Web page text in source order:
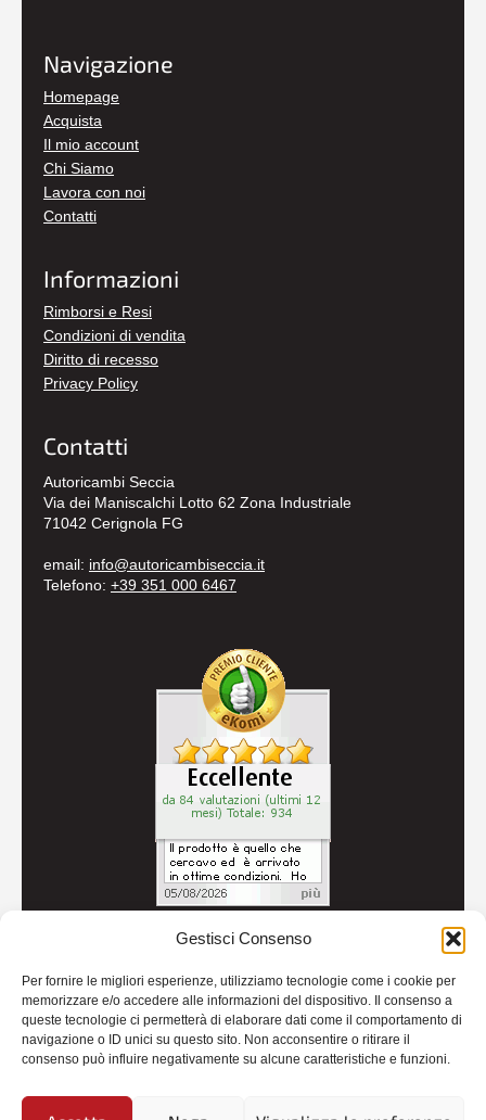
Gestisci Consenso
Per fornire le migliori esperienze, utilizziamo tecnologie come i cookie per
memorizzare e/o accedere alle informazioni del dispositivo. Il consenso a
queste tecnologie ci permetterà di elaborare dati come il comportamento di
navigazione o ID unici su questo sito. Non acconsentire o ritirare il
consenso può influire negativamente su alcune caratteristiche e funzioni.
Navigazione
Homepage
Acquista
Il mio account
Chi Siamo
Lavora con noi
Contatti
Informazioni
Rimborsi e Resi
Condizioni di vendita
Diritto di recesso
Privacy Policy
Contatti
Autoricambi Seccia
Via dei Maniscalchi Lotto 62 Zona Industriale
71042 Cerignola FG
email: info@autoricambiseccia.it
Telefono: +39 351 000 6467
Credits